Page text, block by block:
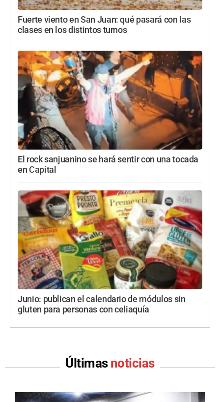
Fuerte viento en San Juan: qué pasará con las
clases en los distintos turnos
El rock sanjuanino se hará sentir con una tocada
en Capital
Junio: publican el calendario de módulos sin
gluten para personas con celiaquía
Últimas noticias